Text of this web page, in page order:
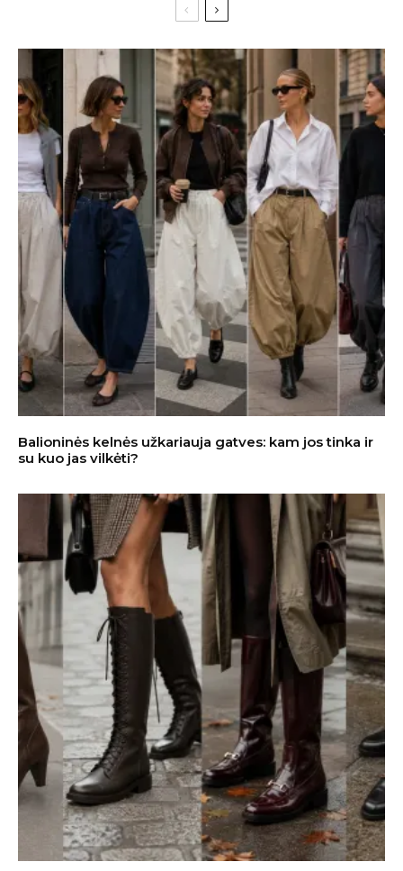
Balioninės kelnės užkariauja gatves: kam jos tinka ir
su kuo jas vilkėti?